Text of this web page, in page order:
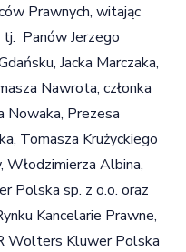
Prawnych, witając
tj. Panów Jerzego
Jacka Marczaka,
Nawrota, członka
Nowaka, Prezesa
Tomasza Krużyckiego
Albina,
Polska sp. z o.o. oraz
Kancelarie Prawne,
Wolters Kluwer Polska